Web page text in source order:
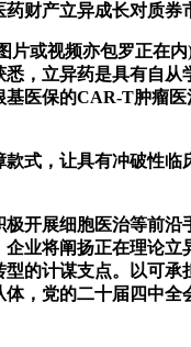
财产立异成长对质券
视频亦包罗正在
，立异药是具有自
医保的CAR-T肿瘤
，让具有冲破性临
展细胞医治等前沿
业将阐扬正在理论
的计谋支点。以可
，党的二十届四中